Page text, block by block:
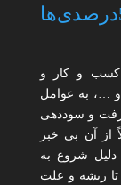
کسب و کار و
…، به عوامل
و سوددهی
از آن بی خبر
دلیل شروع به
تا ریشه و علت